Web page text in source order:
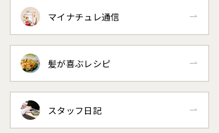
マイナチュレ通信
髪が喜ぶレシピ
スタッフ日記